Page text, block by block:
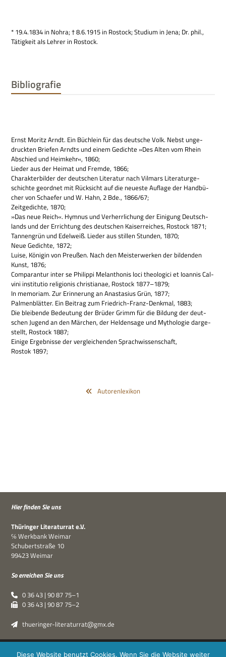
* 19.4.1834 in Nohra; † 8.6.1915 in Rostock; Stu­dium in Jena; Dr. phil.,
Tätig­keit als Leh­rer in Rostock.
Bibliografie
Ernst Moritz Arndt. Ein Büch­lein für das deut­sche Volk. Nebst unge­
druck­ten Brie­fen Arndts und einem Gedichte »Des Alten vom Rhein
Abschied und Heim­kehr«, 1860;
Lie­der aus der Hei­mat und Fremde, 1866;
Cha­rak­ter­bil­der der deut­schen Lite­ra­tur nach Vil­mars Lite­ra­tur­ge­
schichte geord­net mit Rück­sicht auf die neue­ste Auf­lage der Hand­bü­
cher von Schae­fer und W. Hahn, 2 Bde., 1866/67;
Zeit­ge­dichte, 1870;
»Das neue Reich«. Hym­nus und Ver­herr­li­chung der Eini­gung Deutsch­
lands und der Errich­tung des deut­schen Kai­ser­rei­ches, Rostock 1871;
Tan­nen­grün und Edel­weiß. Lie­der aus stil­len Stun­den, 1870;
Neue Gedichte, 1872;
Luise, Köni­gin von Preu­ßen. Nach den Mei­ster­wer­ken der bil­den­den
Kunst, 1876;
Com­paran­tur inter se Phil­ippi Melan­tho­nis loci theo­lo­gici et Ioan­nis Cal­
vini insti­tu­tio reli­gio­nis chri­stia­nae, Rostock 1877–1879;
In memo­riam. Zur Erin­ne­rung an Ana­sta­sius Grün, 1877;
Pal­men­blät­ter. Ein Bei­trag zum Fried­rich-Franz-Denk­mal, 1883;
Die blei­bende Bedeu­tung der Brü­der Grimm für die Bil­dung der deut­
schen Jugend an den Mär­chen, der Hel­den­sage und Mytho­lo­gie dar­ge­
stellt, Rostock 1887;
Einige Ergeb­nisse der ver­glei­chen­den Sprach­wis­sen­schaft,
Rostok 1897;
Autorenlexikon
Hier fin­den Sie uns
Thü­rin­ger Lite­ra­tur­rat e.V.
℅ Werk­bank Weimar
Schu­bert­straße 10
99423 Weimar
So errei­chen Sie uns
0 36 43 | 90 87 75–1
0 36 43 | 90 87 75–2
thueringer-literaturrat@gmx.de
Thüringer Literaturrat e.V. | © 2019–2026 ·XPDT : Marken &
Diese Website benutzt Cookies. Wenn Sie die Website weiter